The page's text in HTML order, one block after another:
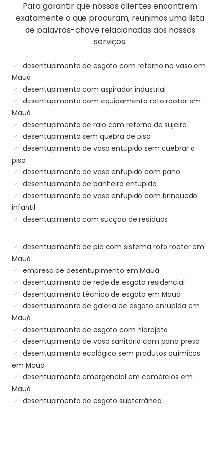
Para garantir que nossos clientes encontrem
exatamente o que procuram, reunimos uma lista
de palavras-chave relacionadas aos nossos
serviços.
desentupimento de esgoto com retorno no vaso em
Mauá
desentupimento com aspirador industrial
desentupimento com equipamento roto rooter em
Mauá
desentupimento de ralo com retorno de sujeira
desentupimento sem quebra de piso
desentupimento de vaso entupido sem quebrar o
piso
desentupimento de vaso entupido com pano
desentupimento de banheiro entupido
desentupimento de vaso entupido com brinquedo
infantil
desentupimento com sucção de resíduos
desentupimento de pia com sistema roto rooter em
Mauá
empresa de desentupimento em Mauá
desentupimento de rede de esgoto residencial
desentupimento técnico de esgoto em Mauá
desentupimento de galeria de esgoto entupida em
Mauá
desentupimento de esgoto com hidrojato
desentupimento de vaso sanitário com pano preso
desentupimento ecológico sem produtos químicos
em Mauá
desentupimento emergencial em comércios em
Mauá
desentupimento de esgoto subterrâneo